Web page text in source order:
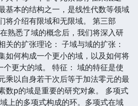
基本的结构之一，是线性代数等领域
将介绍有限域和无限域。 第三部
熟悉了域的概念后，我们将深入研
关的扩张理论： 子域与域的扩张：
如何构成一个更小的域，以及如何将
个更大的域。 特征： 域的特征是使
乘以自身若干次后等于加法零元的最
数p的域是重要的研究对象。 多项式
上的多项式构成的环。多项式在域